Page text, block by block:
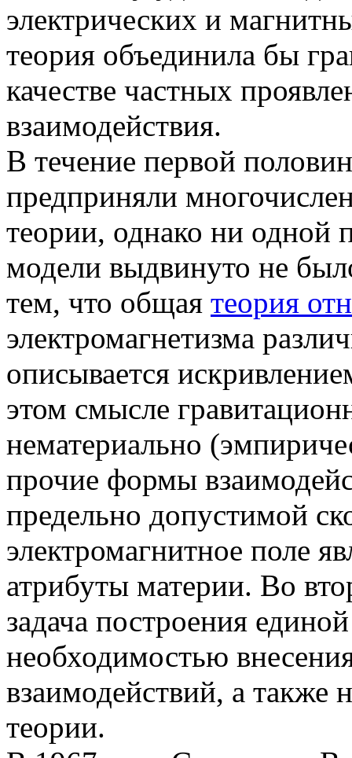
электрических и
теория объединила бы
качестве частных
взаимодействия.
В течение первой
предприняли
теории, однако ни одной
модели выдвинуто не
тем, что общая теория
электромагнетизма
описывается
этом смысле
нематериально
прочие формы
предельно допустимой
электромагнитное поле
атрибуты материи. Во
задача построения
необходимостью
взаимодействий, а также
теории.